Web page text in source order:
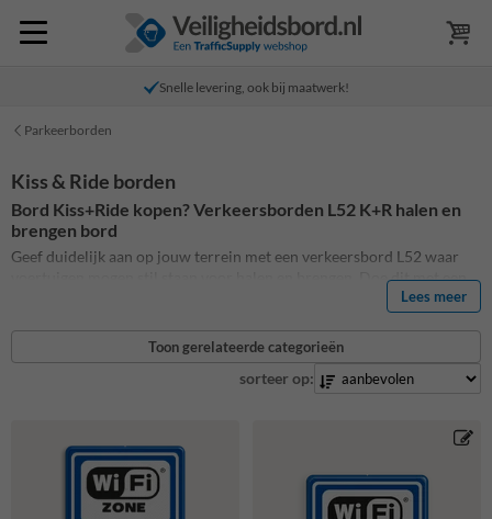
Snelle levering, ook bij maatwerk!
Parkeerborden
Kiss & Ride borden
Bord Kiss+Ride kopen? Verkeersborden L52 K+R halen en
brengen bord
Geef duidelijk aan op jouw terrein met een verkeersbord L52 waar
voertuigen mogen stil staan voor halen en brengen. Doe dit met een
standaard bord L52 of een Kiss en Ride bord. Voeg naast het
verkeersbord L52 ook eenvoudig teksten toe, zoals het duidelijk is
hoelang de zone Kiss en Ride van toepassing is. Daarnaast hebben we
ook alternatieve ontwerpen zoals WiFi zone en de zoen en
zoefborden. Ook is het mogelijk om een eigen ontwerp aan te leveren.
Lees meer
Toon gerelateerde categorieën
sorteer op: